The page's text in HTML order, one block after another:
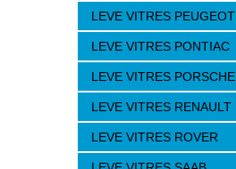
LEVE VITRES PEUGEOT
LEVE VITRES PONTIAC
LEVE VITRES PORSCHE
LEVE VITRES RENAULT
LEVE VITRES ROVER